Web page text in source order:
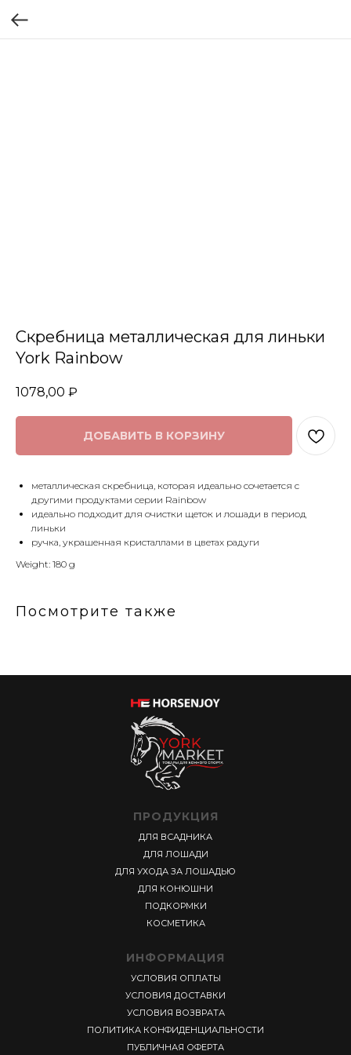
Скребница металлическая для линьки
York Rainbow
1078,00 ₽
ДОБАВИТЬ В КОРЗИНУ
металлическая скребница, которая идеально сочетается с
другими продуктами серии Rainbow
идеально подходит для очистки щеток и лошади в период
линьки
ручка, украшенная кристаллами в цветах радуги
Weight: 180 g
Посмотрите также
ПРОДУКЦИЯ
ДЛЯ ВСАДНИКА
ДЛЯ ЛОШАДИ
ДЛЯ УХОДА ЗА ЛОШАДЬЮ
ДЛЯ КОНЮШНИ
ПОДКОРМКИ
КОСМЕТИКА
ИНФОРМАЦИЯ
УСЛОВИЯ ОПЛАТЫ
УСЛОВИЯ ДОСТАВКИ
УСЛОВИЯ ВОЗВРАТА
ПОЛИТИКА КОНФИДЕНЦИАЛЬНОСТИ
ПУБЛИЧНАЯ ОФЕРТА